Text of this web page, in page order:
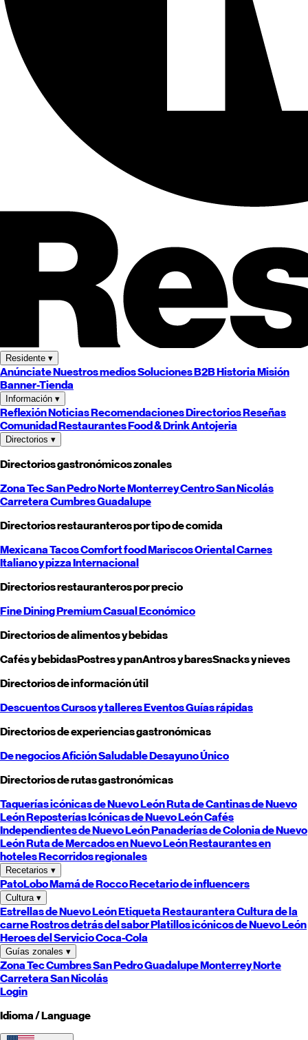
Residente ▾
AnúnciateNuestros mediosSoluciones B2BHistoriaMisión
Banner-Tienda
Información ▾
ReflexiónNoticiasRecomendacionesDirectoriosReseñas
ComunidadRestaurantesFood & DrinkAntojeria
Directorios ▾
Directorios gastronómicos zonales
Zona TecSan PedroNorteMonterreyCentroSan Nicolás
CarreteraCumbresGuadalupe
Directorios restauranteros por tipo de comida
MexicanaTacosComfort foodMariscosOrientalCarnes
Italiano y pizzaInternacional
Directorios restauranteros por precio
Fine DiningPremiumCasualEconómico
Directorios de alimentos y bebidas
Cafés y bebidasPostres y panAntros y baresSnacks y nieves
Directorios de información útil
DescuentosCursos y talleresEventosGuías rápidas
Directorios de experiencias gastronómicas
De negociosAficiónSaludableDesayunoÚnico
Directorios de rutas gastronómicas
Taquerías icónicas deNuevo LeónRuta de Cantinas deNuevo
LeónReposterías Icónicas deNuevo LeónCafés
Independientes deNuevo LeónPanaderías de Colonia deNuevo
LeónRuta de Mercados enNuevo LeónRestaurantes en
hotelesRecorridos regionales
Recetarios ▾
PatoLoboMamá de RoccoRecetario de influencers
Cultura ▾
Estrellas deNuevo LeónEtiqueta RestauranteraCultura de la
carneRostros detrás del saborPlatillos icónicos deNuevo León
Heroes del Servicio Coca-Cola
Guías zonales ▾
Zona TecCumbresSan PedroGuadalupeMonterreyNorte
CarreteraSan Nicolás
Login
Idioma / Language